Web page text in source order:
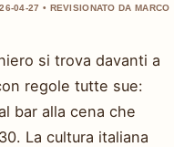
04-27 • REVISIONATO DA MARCO
si trova davanti a
regole tutte sue:
bar alla cena che
La cultura italiana